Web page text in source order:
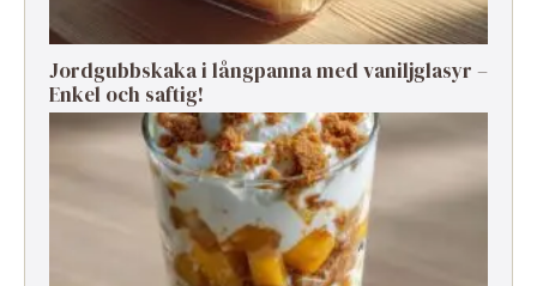
Jordgubbskaka i långpanna med vaniljglasyr –
Enkel och saftig!